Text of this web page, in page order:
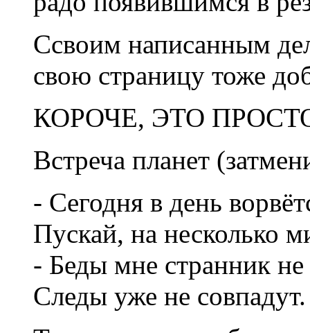
Ссвоим написанным
свою страницу тоже
КОРОЧЕ, ЭТО
Встреча планет
- Сегодня в день
Пускай, на несколько
- Беды мне странник
Следы уже не совпадут.